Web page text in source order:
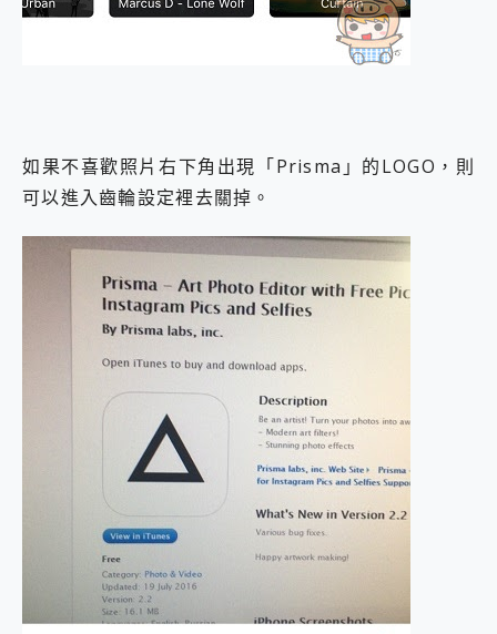
如果不喜歡照片右下角出現「Prisma」的LOGO，則
可以進入齒輪設定裡去關掉。